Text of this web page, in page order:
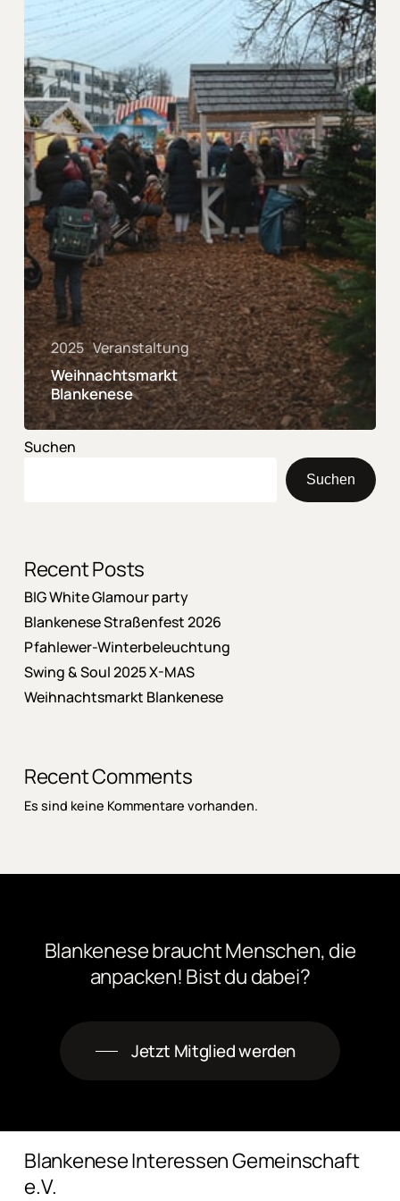
2025 Veranstaltung
Weihnachtsmarkt
Blankenese
Suchen
Suchen
Recent Posts
BIG White Glamour party
Blankenese Straßenfest 2026
Pfahlewer-Winterbeleuchtung
Swing & Soul 2025 X-MAS
Weihnachtsmarkt Blankenese
Recent Comments
Es sind keine Kommentare vorhanden.
BlankenesebrauchtMenschen,die
anpacken! Bistdudabei?
Jetzt Mitglied werden
Blankenese Interessen Gemeinschaft
e.V.